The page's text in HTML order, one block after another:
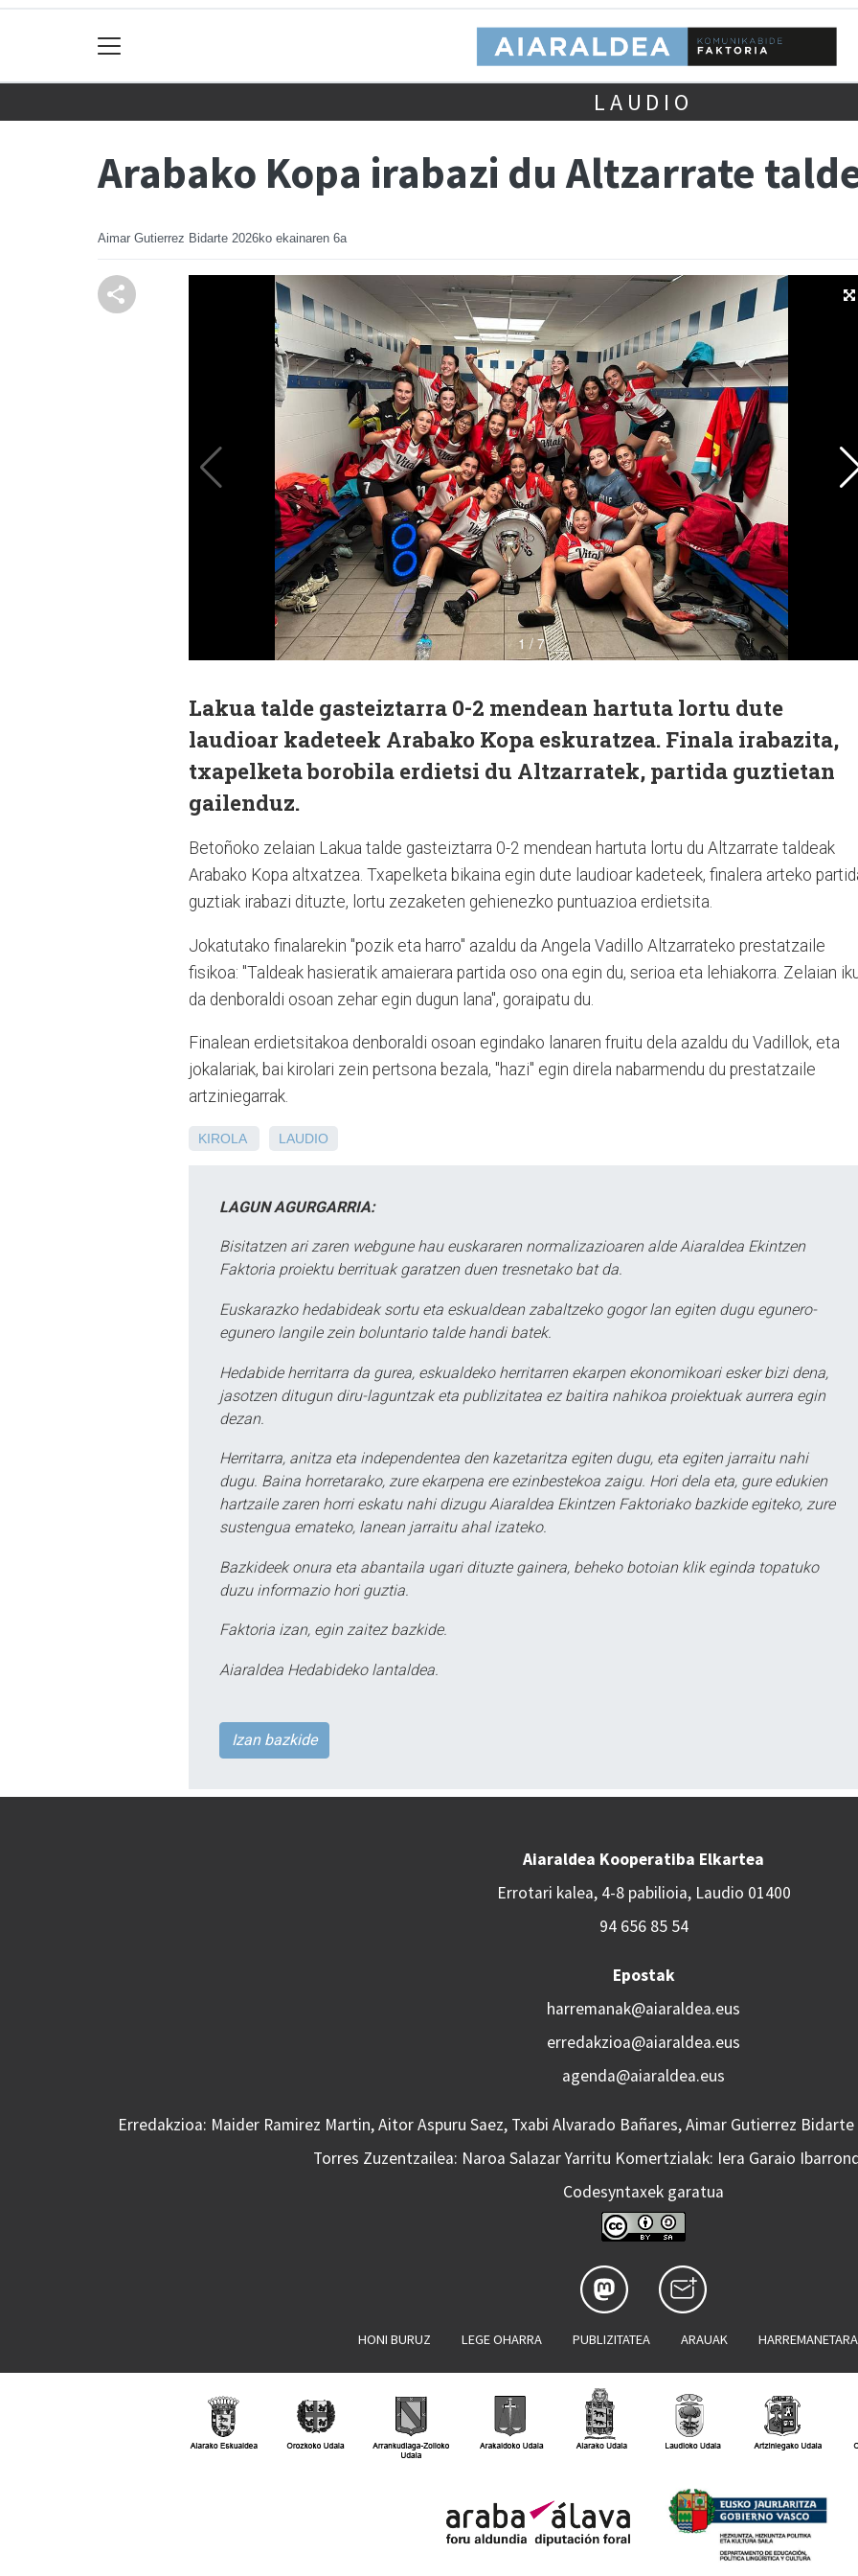
LAUDIO
Arabako Kopa irabazi du Altzarrate
Aimar Gutierrez Bidarte 2026ko ekainaren 6a
Lakua talde gasteiztarra 0-2 mendean hartuta lortu dute
laudioar kadeteek Arabako Kopa eskuratzea. Finala irabazita,
txapelketa borobila erdietsi du Altzarratek, partida guztietan
gailenduz.
Betoñoko zelaian Lakua talde gasteiztarra 0-2 mendean hartuta lortu du Altzarrate taldeak
Arabako Kopa altxatzea. Txapelketa bikaina egin dute laudioar kadeteek, finalera arteko
guztiak irabazi dituzte, lortu zezaketen gehienezko puntuazioa erdietsita.
Jokatutako finalarekin "pozik eta harro" azaldu da Angela Vadillo Altzarrateko prestatzaile
fisikoa: "Taldeak hasieratik amaierara partida oso ona egin du, serioa eta lehiakorra. Zelaian
da denboraldi osoan zehar egin dugun lana", goraipatu du.
Finalean erdietsitakoa denboraldi osoan egindako lanaren fruitu dela azaldu du Vadillok, eta
jokalariak, bai kirolari zein pertsona bezala, "hazi" egin direla nabarmendu du prestatzaile
artziniegarrak.
KIROLA LAUDIO
LAGUN AGURGARRIA:
Bisitatzen ari zaren webgune hau euskararen normalizazioaren alde Aiaraldea Ekintzen
Faktoria proiektu berrituak garatzen duen tresnetako bat da.
Euskarazko hedabideak sortu eta eskualdean zabaltzeko gogor lan egiten dugu egunero-
egunero langile zein boluntario talde handi batek.
Hedabide herritarra da gurea, eskualdeko herritarren ekarpen ekonomikoari esker bizi dena,
jasotzen ditugun diru-laguntzak eta publizitatea ez baitira nahikoa proiektuak aurrera egin
dezan.
Herritarra, anitza eta independentea den kazetaritza egiten dugu, eta egiten jarraitu nahi
dugu. Baina horretarako, zure ekarpena ere ezinbestekoa zaigu. Hori dela eta, gure edukien
hartzaile zaren horri eskatu nahi dizugu Aiaraldea Ekintzen Faktoriako bazkide egiteko, zure
sustengua emateko, lanean jarraitu ahal izateko.
Bazkideek onura eta abantaila ugari dituzte gainera, beheko botoian klik eginda topatuko
duzu informazio hori guztia.
Faktoria izan, egin zaitez bazkide.
Aiaraldea Hedabideko lantaldea.
Izan bazkide
Aiaraldea Kooperatiba Elkartea
Errotari kalea, 4-8 pabilioia, Laudio 01400
94 656 85 54
Epostak
harremanak@aiaraldea.eus
erredakzioa@aiaraldea.eus
agenda@aiaraldea.eus
Erredakzioa: Maider Ramirez Martin, Aitor Aspuru Saez, Txabi Alvarado Bañares, Aimar Gutierrez
Torres Zuzentzailea: Naroa Salazar Yarritu Komertzialak: Iera Garaio
Codesyntaxek garatua
HONI BURUZ LEGE OHARRA PUBLIZITATEA ARAUAK